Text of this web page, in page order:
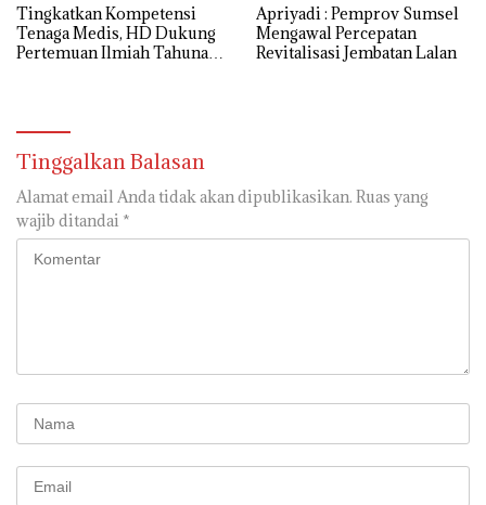
Tingkatkan Kompetensi
Tenaga Medis, HD Dukung
Pertemuan Ilmiah Tahunan
Apriyadi : Pemprov Sumsel
Mengawal Percepatan
Revitalisasi Jembatan Lalan
Tinggalkan Balasan
Alamat email Anda tidak akan dipublikasikan. Ruas yang
wajib ditandai *